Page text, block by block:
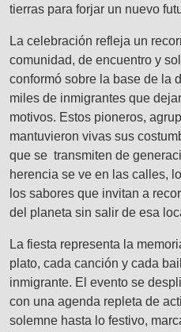
tierras para forjar un nuevo
La celebración refleja un
comunidad, de encuentro y
conformó sobre la base de la
miles de inmigrantes que
motivos. Estos pioneros,
mantuvieron vivas sus
que se transmiten de
herencia se ve en las calles,
los sabores que invitan a
del planeta sin salir de esa
La fiesta representa la
plato, cada canción y cada
inmigrante. El evento se
con una agenda repleta de
solemne hasta lo festivo,